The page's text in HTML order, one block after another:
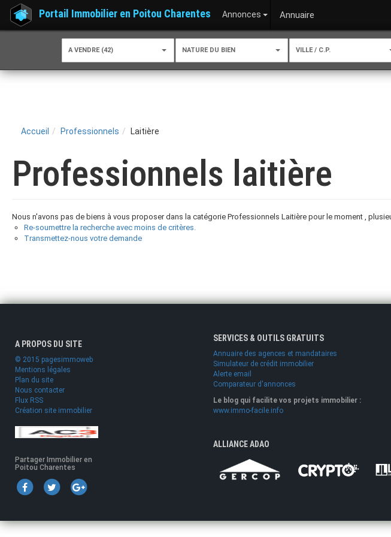
Portail Immobilier en Poitou Charentes Annonces Annuaire
A VENDRE (42) NATURE DU BIEN VILLE / C.P.
Accueil Professionnels Laitière
Professionnels laitière
Nous n'avons pas de biens à vous proposer dans la catégorie Professionnels Laitière pour le moment ,
Re-soumettre la recherche avec moins de critères.
Transmettez-nous votre demande
A PROPOS DU SITE
© 2015 pagesimmoweb
Mentions légales
Plan du site
Nous contacter
Flux RSS
Création site immobilier
Partager Immobilier en
Poitou Charentes
SERVICES & OUTILS GRATUITS
Annuaire des agences et mandataires
Simulateur de crédit immobilier
Alerte email
Comparateur d'annonces
Le blog qui facilite vos projets immobilier :
www.immo-facile.info
ALLIANCE ADAO